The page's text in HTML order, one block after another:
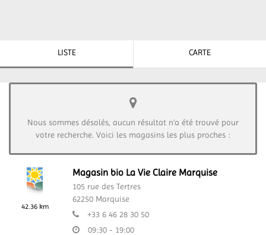
LISTE CARTE
Nous sommes désolés, aucun résultat n’a été trouvé pour
votre recherche. Voici les magasins les plus proches :
42.36 km
Magasin bio La Vie Claire Marquise
105 rue des Tertres
62250 Marquise
+33 6 46 28 30 50
09:30 - 19:00